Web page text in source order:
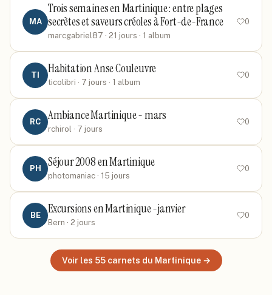
MA
Trois semaines en Martinique : entre plages
secrètes et saveurs créoles à Fort-de-France
marcgabriel87 · 21 jours · 1 album
0
TI Habitation Anse Couleuvre
ticolibri · 7 jours · 1 album
0
RC Ambiance Martinique - mars
rchirol · 7 jours
0
PH Séjour 2008 en Martinique
photomaniac · 15 jours
0
BE Excursions en Martinique -janvier
Bern · 2 jours
0
Voir les 55carnets du Martinique→